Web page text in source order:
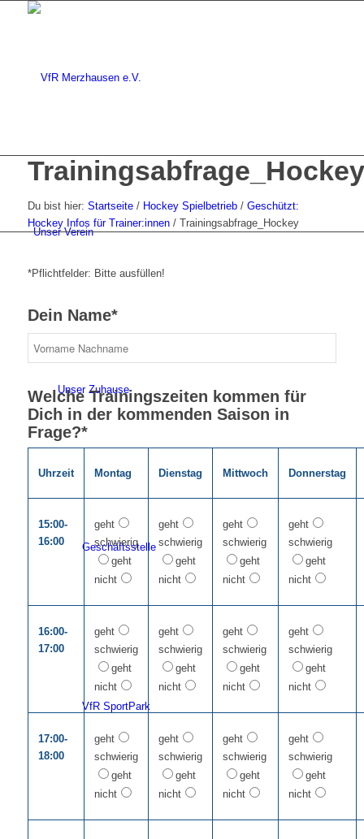
Unser Verein
Unser Zuhause
Geschäftsstelle
VfR SportPark
Trainingsabfrage_Hockey
Du bist hier: Startseite / Hockey Spielbetrieb / Geschützt:
Hockey Infos für Trainer:innen / Trainingsabfrage_Hockey
*Pflichtfelder: Bitte ausfüllen!
Dein Name*
Welche Trainingszeiten kommen für
Dich in der kommenden Saison in
Frage?*
Uhrzeit Montag Dienstag Mittwoch Donnerstag
15:00-
16:00
geht
schwierig
geht
nicht
geht
schwierig
geht
nicht
geht
schwierig
geht
nicht
geht
schwierig
geht
nicht
16:00-
17:00
geht
schwierig
geht
nicht
geht
schwierig
geht
nicht
geht
schwierig
geht
nicht
geht
schwierig
geht
nicht
17:00-
18:00
geht
schwierig
geht
nicht
geht
schwierig
geht
nicht
geht
schwierig
geht
nicht
geht
schwierig
geht
nicht